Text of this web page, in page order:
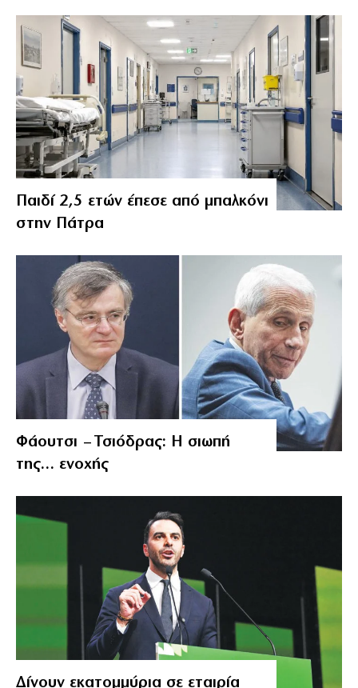
Παιδί 2,5 ετών έπεσε από μπαλκόνι
στην Πάτρα
Φάουτσι – Τσιόδρας: Η σιωπή
της… ενοχής
Δίνουν εκατομμύρια σε εταιρία